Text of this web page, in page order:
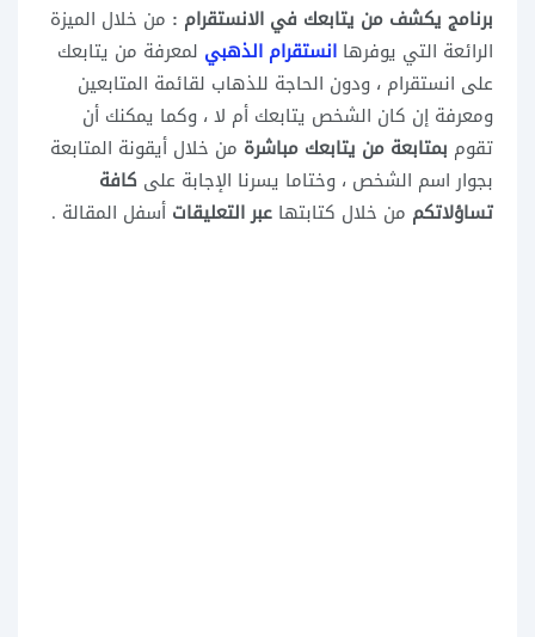
برنامج يكشف من يتابعك في الانستقرام : من خلال الميزة
الرائعة التي يوفرها انستقرام الذهبي لمعرفة من يتابعك
على انستقرام ، ودون الحاجة للذهاب لقائمة المتابعين
ومعرفة إن كان الشخص يتابعك أم لا ، وكما يمكنك أن
تقوم بمتابعة من يتابعك مباشرة من خلال أيقونة المتابعة
بجوار اسم الشخص ، وختاما يسرنا الإجابة على كافة
تساؤلاتكم من خلال كتابتها عبر التعليقات أسفل المقالة .